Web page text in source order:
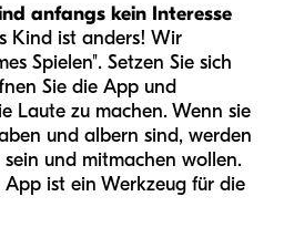
anfangs kein Interesse
Kind ist anders! Wir
Spielen". Setzen Sie sich
Sie die App und
Laute zu machen. Wenn sie
und albern sind, werden
und mitmachen wollen.
ist ein Werkzeug für die